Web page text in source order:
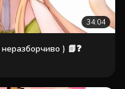
34:04
) 📗❓️